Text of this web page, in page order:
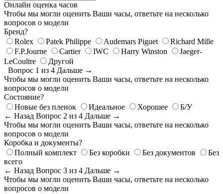
Онлайн оценка часов
Чтобы мы могли оценить Ваши часы, ответьте на несколько
вопросов о модели
Бренд?
Rolex
Patek Philippe Audemars Piguet
Richard Mille
F.P.Journe
Cartier IWC Harry Winston
Jaeger-
LeCoultre
Другой
Вопрос 1 из 4 Дальше →
Чтобы мы могли оценить Ваши часы, ответьте на несколько
вопросов о модели
Состояние?
Новые без пленок
Идеальное Хорошее
Б/У
← Назад Вопрос 2 из 4 Дальше →
Чтобы мы могли оценить Ваши часы, ответьте на несколько
вопросов о модели
Коробка и документы?
Полный комплект
Без коробки Без документов
Без
всего
← Назад Вопрос 3 из 4 Дальше →
Чтобы мы могли оценить Ваши часы, ответьте на несколько
вопросов о модели